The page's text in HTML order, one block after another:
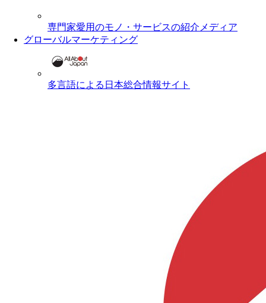
専門家愛用のモノ・サービスの紹介メディア
グローバルマーケティング
多言語による日本総合情報サイト